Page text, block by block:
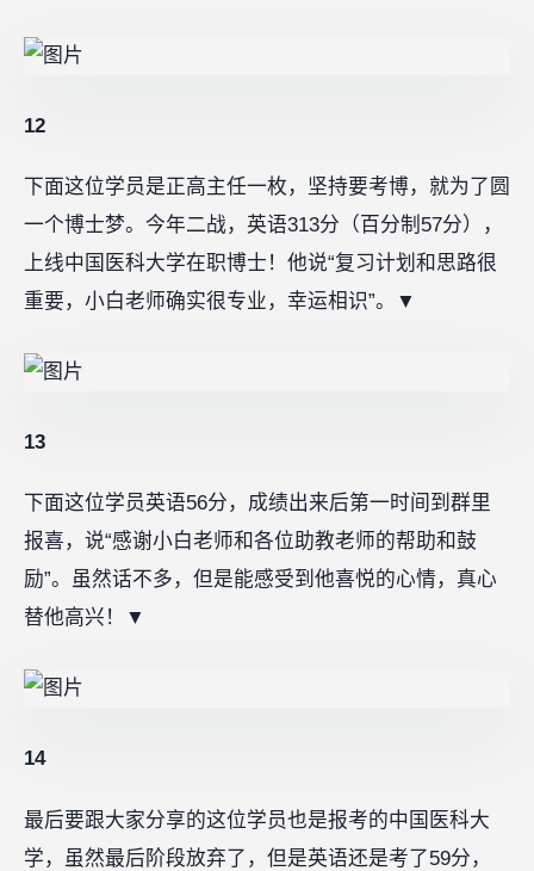
12
下面这位学员是正高主任一枚，坚持要考博，就为了圆
一个博士梦。今年二战，英语313分（百分制57分），
上线中国医科大学在职博士！他说“复习计划和思路很
重要，小白老师确实很专业，幸运相识”。▼
13
下面这位学员英语56分，成绩出来后第一时间到群里
报喜，说“感谢小白老师和各位助教老师的帮助和鼓
励”。虽然话不多，但是能感受到他喜悦的心情，真心
替他高兴！▼
14
最后要跟大家分享的这位学员也是报考的中国医科大
学，虽然最后阶段放弃了，但是英语还是考了59分，